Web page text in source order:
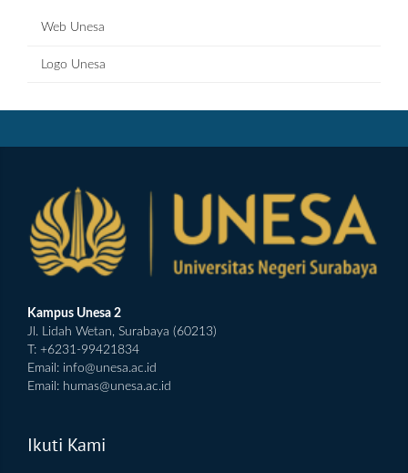
Web Unesa
Logo Unesa
Kampus Unesa 2
Jl. Lidah Wetan, Surabaya (60213)
T: +6231-99421834
Email: info@unesa.ac.id
Email: humas@unesa.ac.id
Ikuti Kami